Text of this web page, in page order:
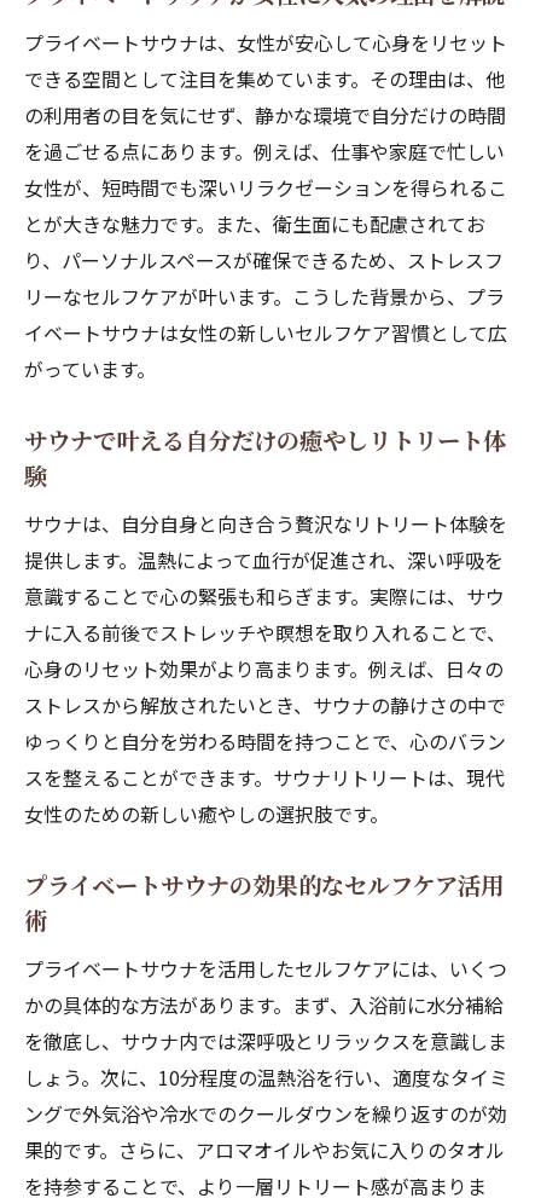
プライベートサウナは、女性が安心して心身をリセット
できる空間として注目を集めています。その理由は、他
の利用者の目を気にせず、静かな環境で自分だけの時間
を過ごせる点にあります。例えば、仕事や家庭で忙しい
女性が、短時間でも深いリラクゼーションを得られるこ
とが大きな魅力です。また、衛生面にも配慮されてお
り、パーソナルスペースが確保できるため、ストレスフ
リーなセルフケアが叶います。こうした背景から、プラ
イベートサウナは女性の新しいセルフケア習慣として広
がっています。
サウナで叶える自分だけの癒やしリトリート体
験
サウナは、自分自身と向き合う贅沢なリトリート体験を
提供します。温熱によって血行が促進され、深い呼吸を
意識することで心の緊張も和らぎます。実際には、サウ
ナに入る前後でストレッチや瞑想を取り入れることで、
心身のリセット効果がより高まります。例えば、日々の
ストレスから解放されたいとき、サウナの静けさの中で
ゆっくりと自分を労わる時間を持つことで、心のバラン
スを整えることができます。サウナリトリートは、現代
女性のための新しい癒やしの選択肢です。
プライベートサウナの効果的なセルフケア活用
術
プライベートサウナを活用したセルフケアには、いくつ
かの具体的な方法があります。まず、入浴前に水分補給
を徹底し、サウナ内では深呼吸とリラックスを意識しま
しょう。次に、10分程度の温熱浴を行い、適度なタイミ
ングで外気浴や冷水でのクールダウンを繰り返すのが効
果的です。さらに、アロマオイルやお気に入りのタオル
を持参することで、より一層リトリート感が高まりま